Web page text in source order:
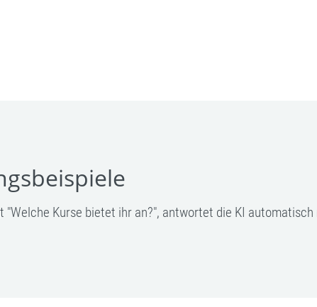
"Welche Kurse bietet ihr an?", antwortet die KI